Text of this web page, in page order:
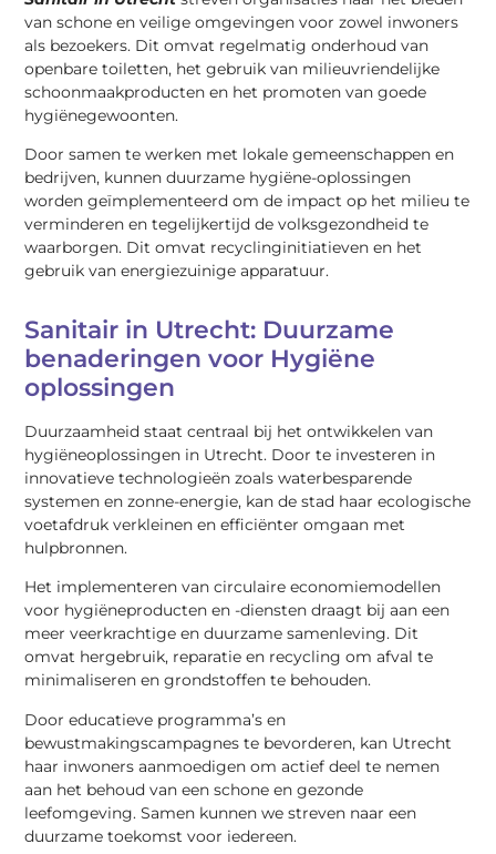
van schone en veilige omgevingen voor zowel inwoners
als bezoekers. Dit omvat regelmatig onderhoud van
openbare toiletten, het gebruik van milieuvriendelijke
schoonmaakproducten en het promoten van goede
hygiënegewoonten.
Door samen te werken met lokale gemeenschappen en
bedrijven, kunnen duurzame hygiëne-oplossingen
worden geïmplementeerd om de impact op het milieu te
verminderen en tegelijkertijd de volksgezondheid te
waarborgen. Dit omvat recyclinginitiatieven en het
gebruik van energiezuinige apparatuur.
Sanitair in Utrecht: Duurzame
benaderingen voor Hygiëne
oplossingen
Duurzaamheid staat centraal bij het ontwikkelen van
hygiëneoplossingen in Utrecht. Door te investeren in
innovatieve technologieën zoals waterbesparende
systemen en zonne-energie, kan de stad haar ecologische
voetafdruk verkleinen en efficiënter omgaan met
hulpbronnen.
Het implementeren van circulaire economiemodellen
voor hygiëneproducten en -diensten draagt bij aan een
meer veerkrachtige en duurzame samenleving. Dit
omvat hergebruik, reparatie en recycling om afval te
minimaliseren en grondstoffen te behouden.
Door educatieve programma’s en
bewustmakingscampagnes te bevorderen, kan Utrecht
haar inwoners aanmoedigen om actief deel te nemen
aan het behoud van een schone en gezonde
leefomgeving. Samen kunnen we streven naar een
duurzame toekomst voor iedereen.